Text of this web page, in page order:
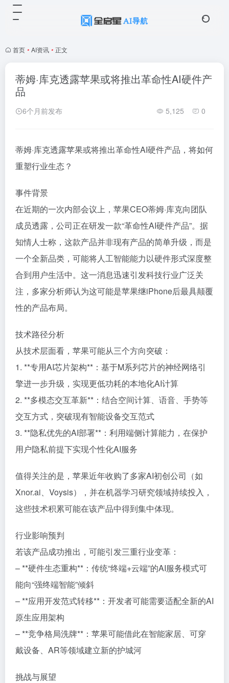
首页 • AI资讯 • 正文
蒂姆·库克透露苹果或将推出革命性AI硬件产
品
6个月前发布 5,125 0
蒂姆·库克透露苹果或将推出革命性AI硬件产品，将如何
重塑行业生态？
事件背景
在近期的一次内部会议上，苹果CEO蒂姆·库克向团队
成员透露，公司正在研发一款“革命性AI硬件产品”。据
知情人士称，这款产品并非现有产品的简单升级，而是
一个全新品类，可能将人工智能能力以硬件形式深度整
合到用户生活中。这一消息迅速引发科技行业广泛关
注，多家分析师认为这可能是苹果继iPhone后最具颠覆
性的产品布局。
技术路径分析
从技术层面看，苹果可能从三个方向突破：
1. **专用AI芯片架构**：基于M系列芯片的神经网络引
擎进一步升级，实现更低功耗的本地化AI计算
2. **多模态交互革新**：结合空间计算、语音、手势等
交互方式，突破现有智能设备交互范式
3. **隐私优先的AI部署**：利用端侧计算能力，在保护
用户隐私前提下实现个性化AI服务
值得关注的是，苹果近年收购了多家AI初创公司（如
Xnor.ai、Voysis），并在机器学习研究领域持续投入，
这些技术积累可能在该产品中得到集中体现。
行业影响预判
若该产品成功推出，可能引发三重行业变革：
– **硬件生态重构**：传统“终端+云端”的AI服务模式可
能向“强终端智能”倾斜
– **应用开发范式转移**：开发者可能需要适配全新的AI
原生应用架构
– **竞争格局洗牌**：苹果可能借此在智能家居、可穿
戴设备、AR等领域建立新的护城河
挑战与展望